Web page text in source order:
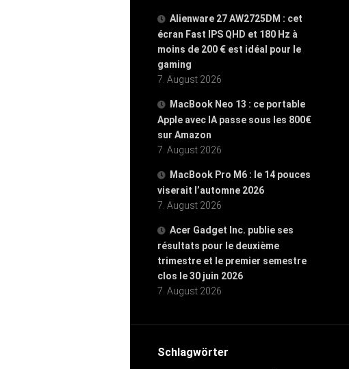
Alienware 27 AW2725DM : cet
écran Fast IPS QHD et 180 Hz à
moins de 200 € est idéal pour le
gaming
7. August 2026
MacBook Neo 13 : ce portable
Apple avec IA passe sous les 800€
sur Amazon
7. August 2026
MacBook Pro M6 : le 14 pouces
viserait l’automne 2026
7. August 2026
Acer Gadget Inc. publie ses
résultats pour le deuxième
trimestre et le premier semestre
clos le 30 juin 2026
7. August 2026
Schlagwörter